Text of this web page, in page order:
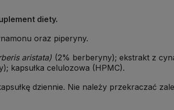
diety.
oraz piperyny.
aristata) (2% berberyny); ekstrakt z
kapsułka celulozowa (HPMC).
dziennie. Nie należy przekraczać